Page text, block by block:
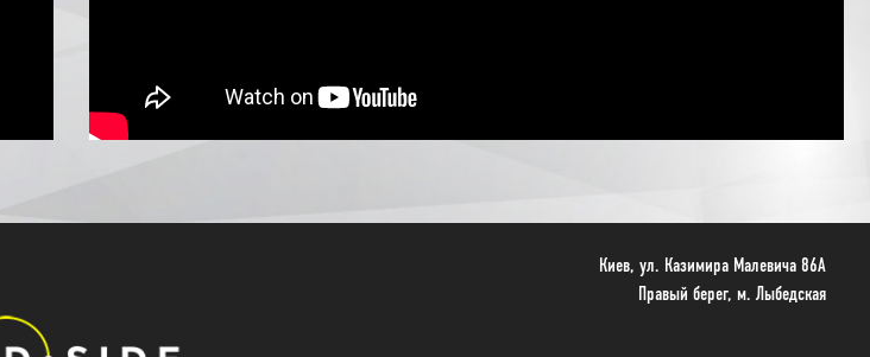
Киев, ул. Казимира Малевича 86A
Правый берег, м. Лыбедская